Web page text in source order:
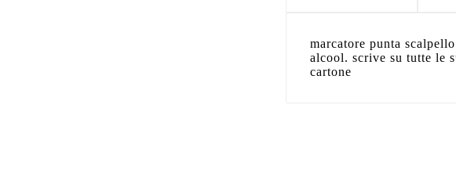
marcatore punta
alcool. scrive su tutte le
cartone